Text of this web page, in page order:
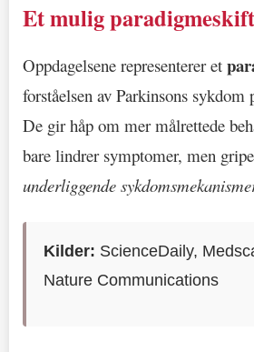
Et mulig
Oppdagelsene representerer et
forståelsen av Parkinsons
De gir håp om mer målrettede
bare lindrer symptomer, men
underliggende
Kilder: ScienceDaily,
Nature Communications